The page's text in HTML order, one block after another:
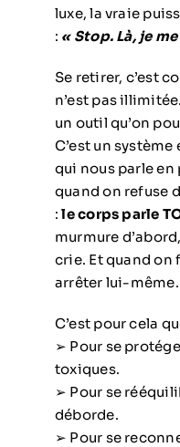
luxe, la vraie
: « Stop. Là, je
Se retirer, c’est
n’est pas
un outil qu’on
C’est un
qui nous parle
quand on refuse
: le corps parle
murmure
crie. Et quand
arrêter lui-même.
C’est pour cela
➢ Pour se
toxiques.
➢ Pour se
déborde.
➢ Pour se